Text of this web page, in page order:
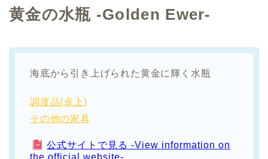
黄金の水瓶 -Golden Ewer-
海底から引き上げられた黄金に輝く水瓶
調度品(卓上)
その他の家具
公式サイトで見る -View information on
the official website-